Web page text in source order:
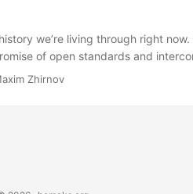
we’re living through right
of open standards and
around their castles. And the
Zhirnov